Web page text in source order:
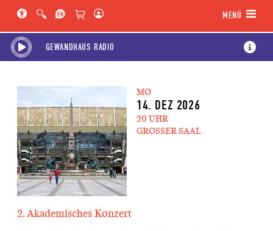
MENÜ
GEWANDHAUS RADIO
MO
14. DEZ 2026
20 UHR
GROSSER SAAL
2. Akademisches Konzert